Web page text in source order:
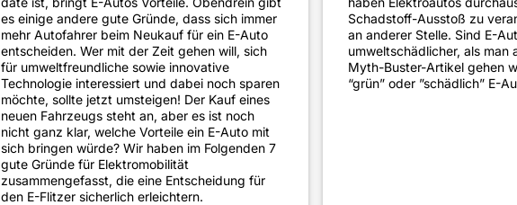
es einige andere gute Gründe, dass sich immer
mehr Autofahrer beim Neukauf für ein E-Auto
entscheiden. Wer mit der Zeit gehen will, sich
für umweltfreundliche sowie innovative
Technologie interessiert und dabei noch sparen
möchte, sollte jetzt umsteigen! Der Kauf eines
neuen Fahrzeugs steht an, aber es ist noch
nicht ganz klar, welche Vorteile ein E-Auto mit
sich bringen würde? Wir haben im Folgenden 7
gute Gründe für Elektromobilität
zusammengefasst, die eine Entscheidung für
den E-Flitzer sicherlich erleichtern.
Schadstoff-Ausstoß zu
an anderer Stelle. Sind E-
umweltschädlicher, als man
Myth-Buster-Artikel gehen
“grün” oder ”schädlich” E-